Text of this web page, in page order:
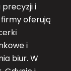
i
oferują
i
biur. W